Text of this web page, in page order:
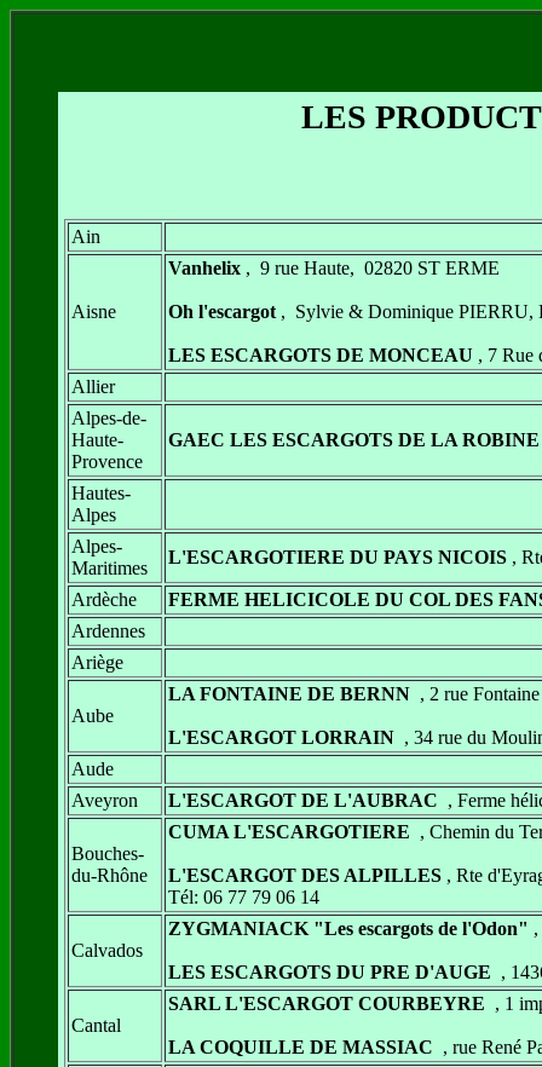
LES
Ain
Aisne
Vanhelix , 9 rue Haute, 02820 ST ERME
Oh l'escargot , Sylvie & Dominique PIERRU,
LES ESCARGOTS DE MONCEAU , 7 Rue
Allier
Alpes-de-
Haute-
Provence
GAEC LES ESCARGOTS DE LA ROBINE
Hautes-
Alpes
Alpes-
Maritimes
L'ESCARGOTIERE DU PAYS NICOIS ,
Ardèche
FERME HELICICOLE DU COL DES
Ardennes
Ariège
Aube
LA FONTAINE DE BERNN , 2 rue
L'ESCARGOT LORRAIN , 34 rue du
Aude
Aveyron
L'ESCARGOT DE L'AUBRAC , Ferme
Bouches-
du-Rhône
CUMA L'ESCARGOTIERE , Chemin du
L'ESCARGOT DES ALPILLES , Rte
Tél: 06 77 79 06 14
Calvados
ZYGMANIACK "Les escargots de l'Odon"
LES ESCARGOTS DU PRE D'AUGE ,
Cantal
SARL L'ESCARGOT COURBEYRE , 1
LA COQUILLE DE MASSIAC , rue René